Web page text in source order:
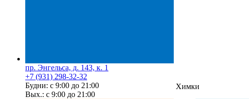
пр. Энгельса, д. 143, к. 1
+7 (931) 298-32-32
Будни: с 9:00 до 21:00
Вых.: с 9:00 до 21:00
Химки